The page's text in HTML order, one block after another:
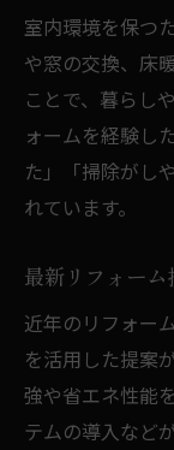
室内環境を保つ
や窓の交換、床
ことで、暮らし
ォームを経験し
た」「掃除がし
れています。
最新リフォー
近年のリフォー
を活用した提案
強や省エネ性能
テムの導入など